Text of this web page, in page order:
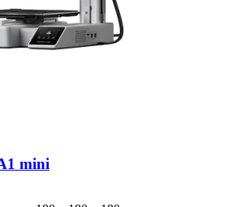
mini